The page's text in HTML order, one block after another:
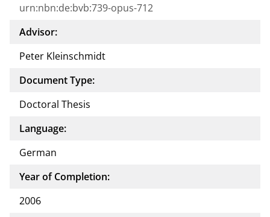
urn:nbn:de:bvb:739-opus-712
Advisor:
Peter Kleinschmidt
Document Type:
Doctoral Thesis
Language:
German
Year of Completion:
2006